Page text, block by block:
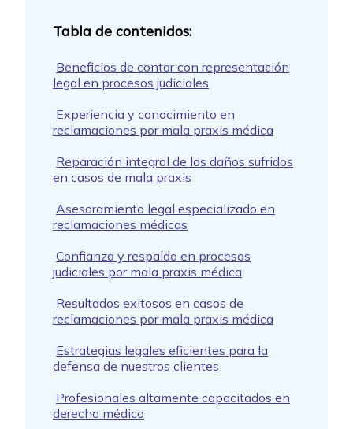
Beneficios de contar con representación
legal en procesos judiciales
Experiencia y conocimiento en
reclamaciones por mala praxis médica
Reparación integral de los daños sufridos
en casos de mala praxis
Asesoramiento legal especializado en
reclamaciones médicas
Confianza y respaldo en procesos
judiciales por mala praxis médica
Resultados exitosos en casos de
reclamaciones por mala praxis médica
Estrategias legales eficientes para la
defensa de nuestros clientes
Profesionales altamente capacitados en
derecho médico